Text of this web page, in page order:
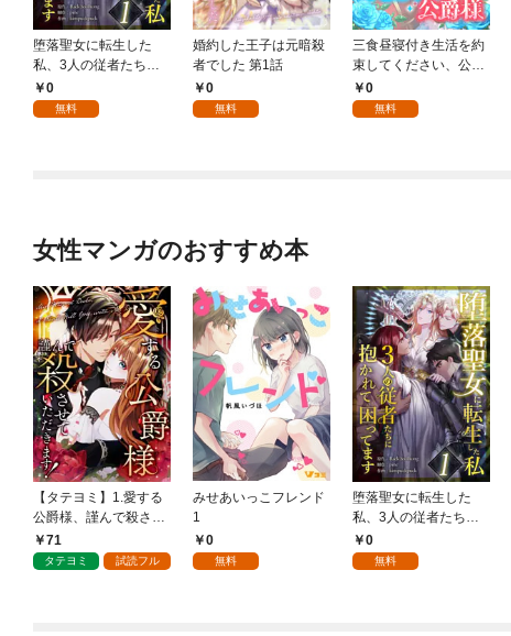
堕落聖女に転生した
私、3人の従者たちに
抱かれて困ってます 第
1話
0
無料
婚約した王子は元暗殺
者でした 第1話
0
無料
三食昼寝付き生活を約
束してください、公爵
様 1話
0
無料
女性マンガのおすすめ本
【タテヨミ】1.愛する
公爵様、謹んで殺させ
ていただきます！
71
タテヨミ 試読フル
みせあいっこフレンド
1
0
無料
堕落聖女に転生した
私、3人の従者たちに
抱かれて困ってます 第
1話
0
無料